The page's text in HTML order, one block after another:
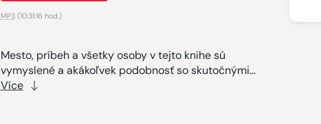
MP3(10:31:16 hod.)
Mesto, príbeh a všetky osoby v tejto knihe sú
vymyslené a akákoľvek podobnosť so skutočnými...
Více